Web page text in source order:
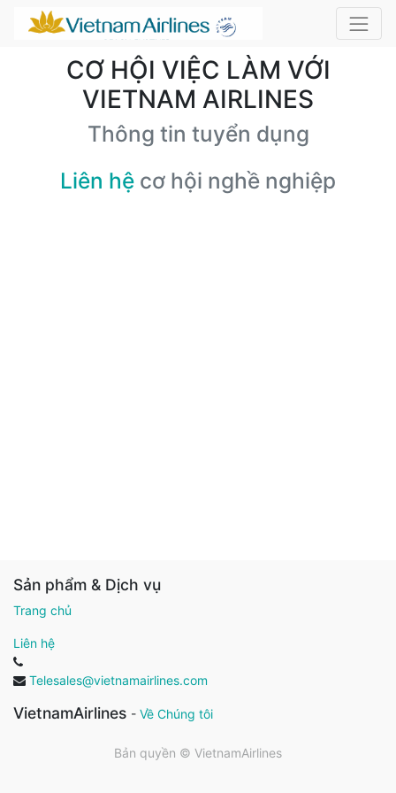
CƠ HỘI VIỆC LÀM VỚI
VIETNAM AIRLINES
Thông tin tuyển dụng
Liên hệ cơ hội nghề nghiệp
Sản phẩm & Dịch vụ
Trang chủ
Liên hệ
Telesales@vietnamairlines.com
VietnamAirlines - Về Chúng tôi
Bản quyền © VietnamAirlines